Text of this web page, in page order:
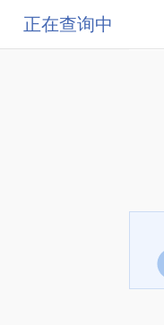
正在查询中